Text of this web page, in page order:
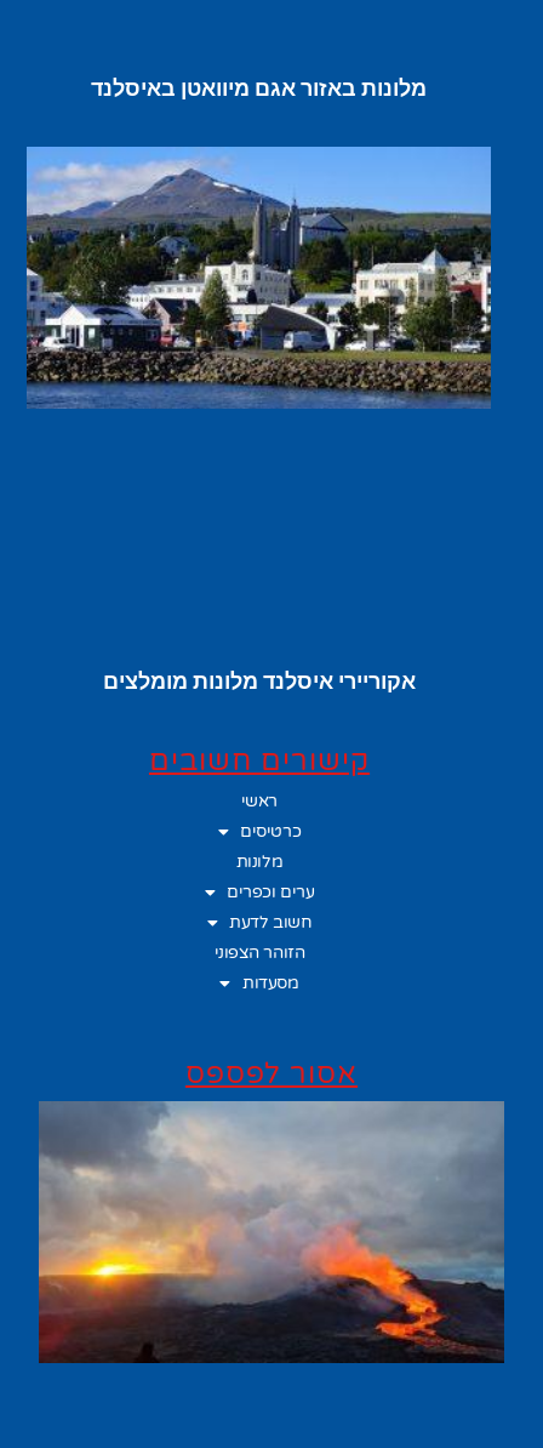
מלונות באזור אגם מיוואטן באיסלנד
אקוריירי איסלנד מלונות מומלצים
קישורים חשובים
ראשי
כרטיסים
מלונות
ערים וכפרים
חשוב לדעת
הזוהר הצפוני
מסעדות
אסור לפספס